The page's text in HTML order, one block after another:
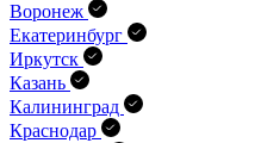
Воронеж
Екатеринбург
Иркутск
Казань
Калининград
Краснодар